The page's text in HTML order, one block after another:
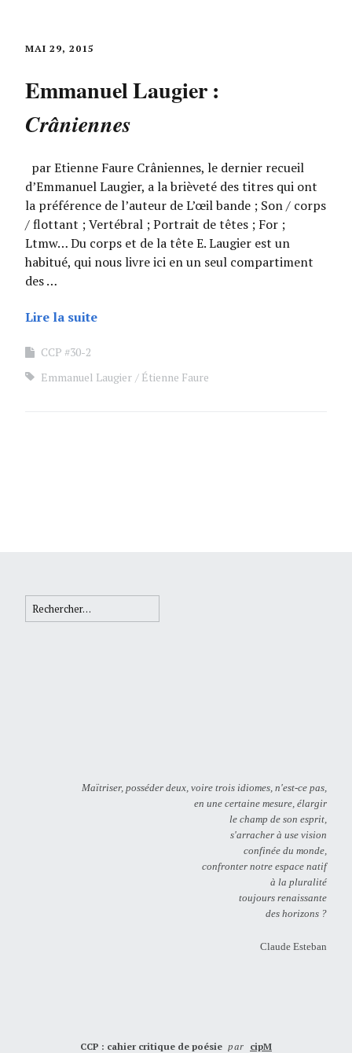
MAI 29, 2015
Emmanuel Laugier :
Crâniennes
par Etienne Faure Crâniennes, le dernier recueil
d’Emmanuel Laugier, a la brièveté des titres qui ont
la préférence de l’auteur de L’œil bande ; Son / corps
/ flottant ; Vertébral ; Portrait de têtes ; For ;
Ltmw… Du corps et de la tête E. Laugier est un
habitué, qui nous livre ici en un seul compartiment
des …
Lire la suite
CCP #30-2
Emmanuel Laugier
Étienne Faure
Rechercher :
Maïtriser, posséder deux, voire trois idiomes, n'est-ce pas,
en une certaine mesure, élargir
le champ de son esprit,
s'arracher à use vision
confinée du monde,
confronter notre espace natif
à la pluralité
toujours renaissante
des horizons ?
Claude Esteban
CCP : cahier critique de poésie par cipM